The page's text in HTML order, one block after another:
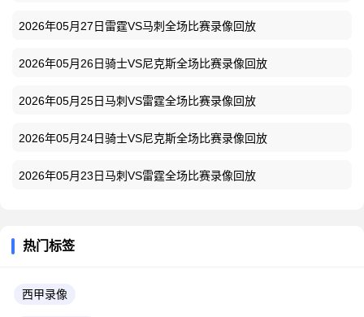
2026年05月27日雷霆VS马刺全场比赛录像回放
2026年05月26日骑士VS尼克斯全场比赛录像回放
2026年05月25日马刺VS雷霆全场比赛录像回放
2026年05月24日骑士VS尼克斯全场比赛录像回放
2026年05月23日马刺VS雷霆全场比赛录像回放
热门标签
西甲录像